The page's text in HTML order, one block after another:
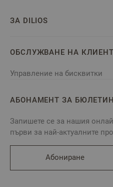
ЗА DILIOS
ОБСЛУЖВАНЕ НА
Управление на бисквитки
АБОНАМЕНТ ЗА БЮЛЕТИН
Запишете се за нашия
първи за най-актуалните
Абониране